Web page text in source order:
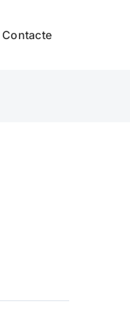
Contacte